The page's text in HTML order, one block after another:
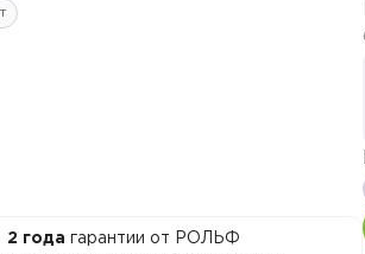
2 года гарантии от РОЛЬФ